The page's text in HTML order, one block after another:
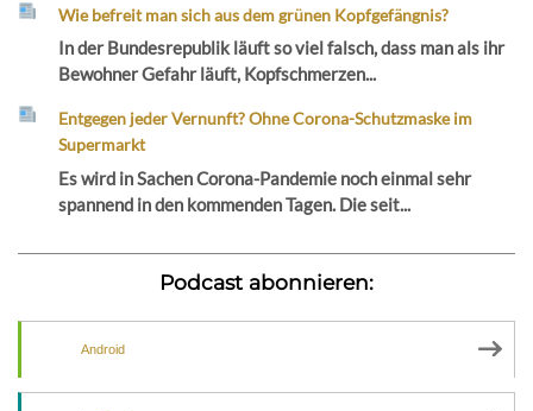
Wie befreit man sich aus dem grünen Kopfgefängnis?
In der Bundesrepublik läuft so viel falsch, dass man als ihr
Bewohner Gefahr läuft, Kopfschmerzen...
Entgegen jeder Vernunft? Ohne Corona-Schutzmaske im
Supermarkt
Es wird in Sachen Corona-Pandemie noch einmal sehr
spannend in den kommenden Tagen. Die seit...
Podcast abonnieren:
Android